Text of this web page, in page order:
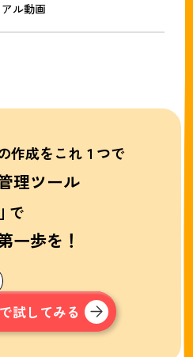
ル動画
作成をこれ１つで
理ツール
で
一歩を！
試してみる